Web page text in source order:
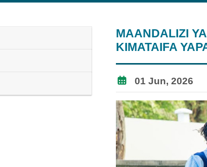
MAANDALIZI
KIMATAIFA
01 Jun, 2026